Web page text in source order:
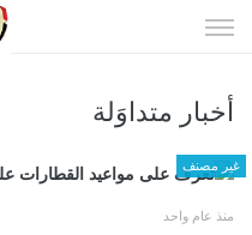
الى
أخبار متداوَلة
غير مصنف
منذ عام واحد